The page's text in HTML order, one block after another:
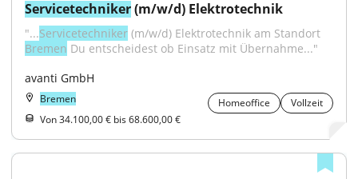
Servicetechniker (m/w/d) Elektrotechnik
"...Servicetechniker
Bremen Du entscheidest ob Einsatz mit Übernahme..."
avanti GmbH
Bremen Homeoffice
Vollzeit
Von 34.100,00 € bis 68.600,00 €